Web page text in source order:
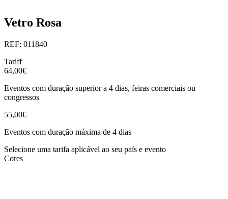
Vetro Rosa
REF: 011840
Tariff
64,00€
Eventos com duração superior a 4 dias, feiras comerciais ou
congressos
55,00€
Eventos com duração máxima de 4 dias
Selecione uma tarifa aplicável ao seu país e evento
Cores